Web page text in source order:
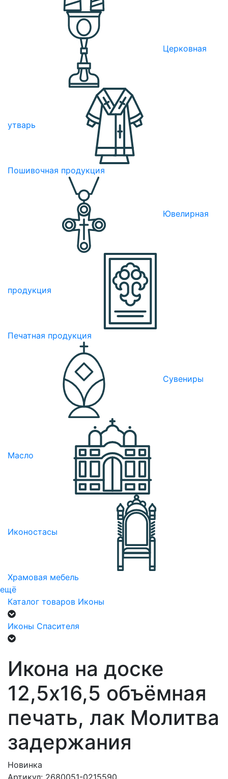
Церковная
утварь
Пошивочная продукция
Ювелирная
продукция
Печатная продукция
Сувениры
Масло
Иконостасы
Храмовая мебель
ещё
Каталог товаров Иконы
Иконы Спасителя
Икона на доске
12,5х16,5 объёмная
печать, лак Молитва
задержания
Новинка
Артикул: 2680051-0215590